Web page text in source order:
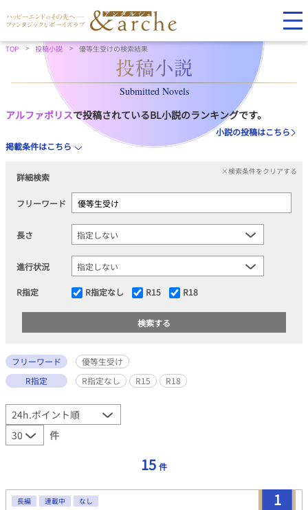
TOP 投稿小説 優等生受けの検索結果
Submitted Novels
アルファポリスで投稿されているBL小説のランキングです。
小説の投稿はこちら
掲載条件はこちら
詳細検索
×検索条件をクリアする
フリーワード
長さ
進行状況
R指定 R指定なし R15 R18
フリーワード
優等生受け
R指定
R指定なし R15 R18
件
15 件
1
長編 連載中 なし